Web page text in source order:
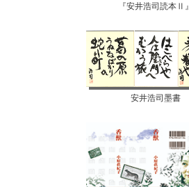
『安井浩司読本Ⅱ』
安井浩司墨書